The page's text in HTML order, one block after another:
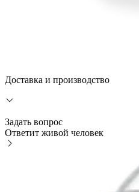
Доставка и производство
Задать вопрос
Ответит живой человек